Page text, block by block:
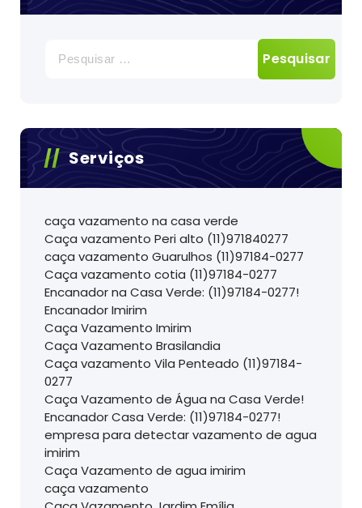
por:
Serviços
caça vazamento na casa verde
Caça vazamento Peri alto (11)971840277
caça vazamento Guarulhos (11)97184-0277
Caça vazamento cotia (11)97184-0277
Encanador na Casa Verde: (11)97184-0277!
Encanador Imirim
Caça Vazamento Imirim
Caça Vazamento Brasilandia
Caça vazamento Vila Penteado (11)97184-
0277
Caça Vazamento de Água na Casa Verde!
Encanador Casa Verde: (11)97184-0277!
empresa para detectar vazamento de agua
imirim
Caça Vazamento de agua imirim
caça vazamento